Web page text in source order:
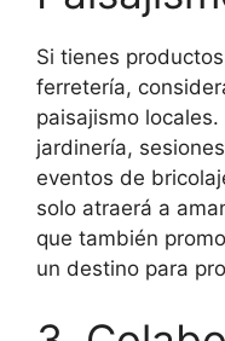
Si tienes
ferretería,
paisajismo
jardinería,
eventos de
solo atraerá a
que también
un destino para